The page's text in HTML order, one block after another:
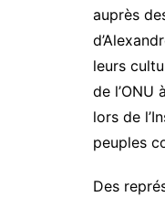
auprès
leurs
de l’ONU
lors de
peuples
Des